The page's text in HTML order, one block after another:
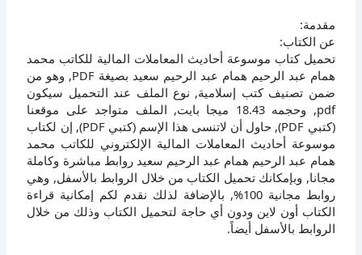
مقدمة:
عن الكتاب:
تحميل كتاب موسوعة أحاديث المعاملات المالية للكاتب محمد
همام عبد الرحيم همام عبد الرحيم سعيد بصيغة PDF, وهو من
ضمن تصنيف كتب إسلامية, نوع الملف عند التحميل سيكون
pdf, وحجمه 18.43 ميجا بايت, الملف متواجد على موقعنا
(كتبي PDF), حاول أن لاتنسى هذا الإسم (كتبي PDF), إن لكتاب
موسوعة أحاديث المعاملات المالية الإلكتروني للكاتب محمد
همام عبد الرحيم همام عبد الرحيم سعيد روابط مباشرة وكاملة
مجانا, وبإمكانك تحميل الكتاب من خلال الروابط بالأسفل, وهي
روابط مجانية 100%, بالإضافة لذلك نقدم لكم إمكانية قراءة
الكتاب أون لاين ودون أي حاجة لتحميل الكتاب وذلك من خلال
الروابط بالأسفل أيضاً.